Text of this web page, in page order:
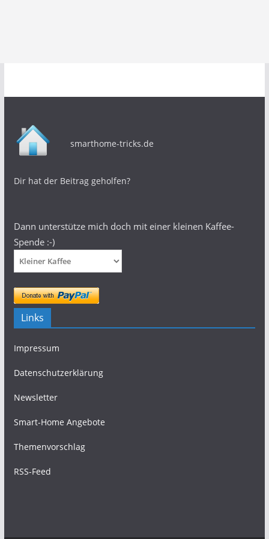
smarthome-tricks.de
Dir hat der Beitrag geholfen?
Dann unterstütze mich doch mit einer kleinen Kaffee-
Spende :-)
Links
Impressum
Datenschutzerklärung
Newsletter
Smart-Home Angebote
Themenvorschlag
RSS-Feed